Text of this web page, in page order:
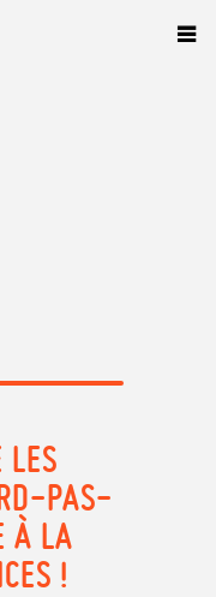
LES
PAS-
À LA
!